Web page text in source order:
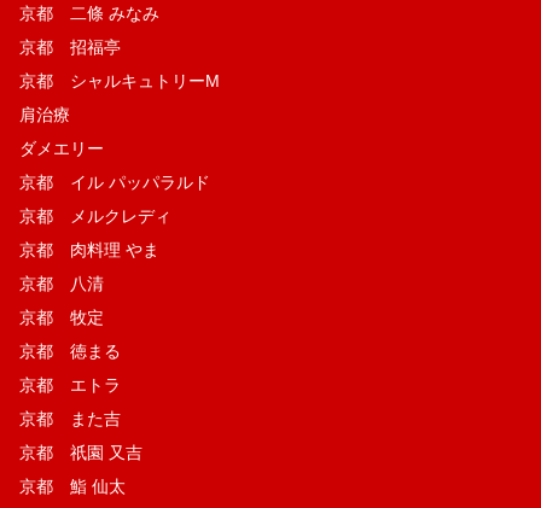
京都 二條 みなみ
京都 招福亭
京都 シャルキュトリーM
肩治療
ダメエリー
京都 イル パッパラルド
京都 メルクレディ
京都 肉料理 やま
京都 八清
京都 牧定
京都 徳まる
京都 エトラ
京都 また吉
京都 祇園 又吉
京都 鮨 仙太